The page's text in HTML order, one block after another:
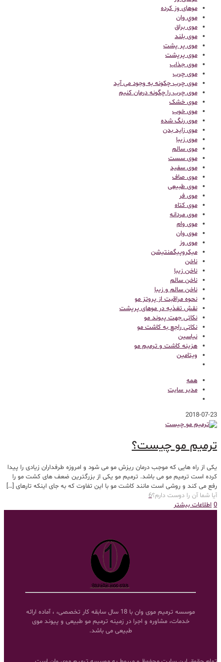
موهای وز کرده
موي وان
موی براق
موی بلند
موی پر پشت
موی پرپشت
موی جذاب
موی چرب
موی چرب چکونه به وجود می آید
موی چرب را چگونه درمان کنیم
موی خشک
موی خوب
موی رنگ شده
موی زاید بدن
موی زیبا
موی سالم
موی سست
موی سفید
موی صاف
موی طبیعی
موی فر
موی کتاه
موی مردانه
موی وام
موی وان
موی وز
میکروپیگمنتیشن
ناخن
ناخن زیبا
ناخن سالم
ناخن سالم و زیبا
نحوه مراقبت از پروتز مو
نقش تغذیه در موهای پرپشت
نکاتی جهت پیوند مو
نکاتی راجع به کاشت مو
نیاسین
هزینه کاشت و ترمیم مو
ویتامین
همه
مدیر سایت
2018-07-23
ترمیم مو چیست؟
یکی از راه هایی که موجب درمان ریزش مو می شود و امروزه طرفداران زیادی را پیدا
کرده است ترمیم مو می باشد. ترمیم مو یکی از بزرگترین ضعف های کشت مو را
رفع می کند و روشی است مانند کاشت مو با این تفاوت که به جای اینکه تارهای […]
آیا شما آن را دوست دارم؟6
0 اطلاعات بیشتر
موسسه ترمیم موی وان با 18 سال سابقه کار تخصصی، ، آماده ارائه
خدمات، مشاوره و اجرا در زمینه ترمیم مو طبیعی و پیوند موی
طبیعی می باشد.